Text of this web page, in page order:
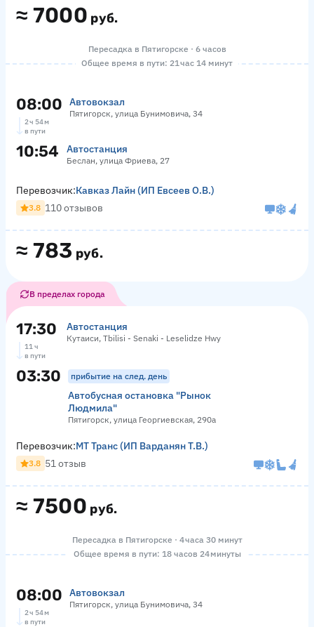
≈ 7000 руб.
Пересадка в Пятигорске · 6 часов
Общее время в пути: 21 час 14 минут
08:00 Автовокзал
Пятигорск, улица Бунимовича, 34
2 ч 54 м
в пути
10:54 Автостанция
Беслан, улица Фриева, 27
≈ 783 руб.
Перевозчик:Кавказ Лайн (ИП Евсеев О.В.)
3.8 110 отзывов
В пределах города
17:30 Автостанция
Кутаиси, Tbilisi - Senaki - Leselidze Hwy
11 ч
в пути
03:30 прибытие на след. день
Автобусная остановка "Рынок
Людмила"
Пятигорск, улица Георгиевская, 290а
≈ 7500 руб.
Перевозчик:МТ Транс (ИП Варданян Т.В.)
3.8 51 отзыв
Пересадка в Пятигорске · 4 часа 30 минут
Общее время в пути: 18 часов 24 минуты
08:00 Автовокзал
Пятигорск, улица Бунимовича, 34
2 ч 54 м
в пути